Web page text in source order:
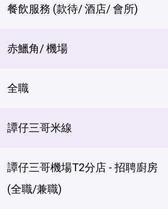
餐飲服務 (款待/ 酒店/ 會所)
赤鱲角/ 機場
全職
譚仔三哥米線
譚仔三哥機場T2分店 - 招聘廚房
(全職/兼職)